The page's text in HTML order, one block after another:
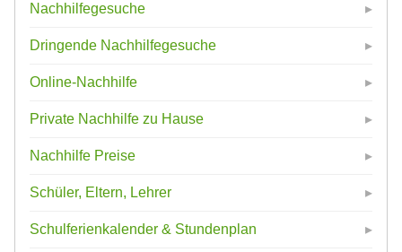
Nachhilfegesuche
Dringende Nachhilfegesuche
Online-Nachhilfe
Private Nachhilfe zu Hause
Nachhilfe Preise
Schüler, Eltern, Lehrer
Schulferienkalender & Stundenplan